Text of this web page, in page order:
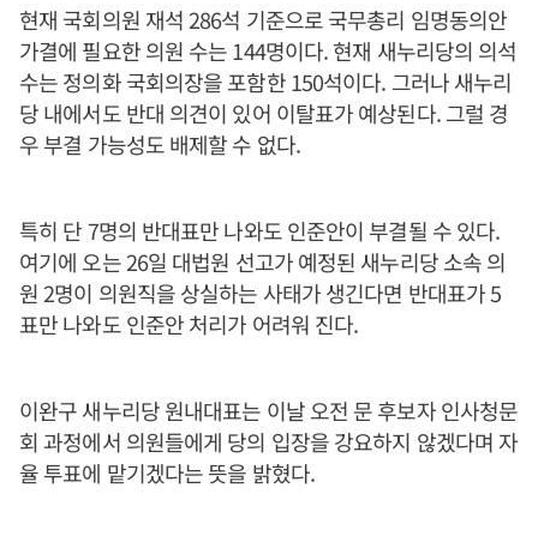
현재 국회의원 재석 286석 기준으로 국무총리 임명동의안
가결에 필요한 의원 수는 144명이다. 현재 새누리당의 의석
수는 정의화 국회의장을 포함한 150석이다. 그러나 새누리
당 내에서도 반대 의견이 있어 이탈표가 예상된다. 그럴 경
우 부결 가능성도 배제할 수 없다.
특히 단 7명의 반대표만 나와도 인준안이 부결될 수 있다.
여기에 오는 26일 대법원 선고가 예정된 새누리당 소속 의
원 2명이 의원직을 상실하는 사태가 생긴다면 반대표가 5
표만 나와도 인준안 처리가 어려워 진다.
이완구 새누리당 원내대표는 이날 오전 문 후보자 인사청문
회 과정에서 의원들에게 당의 입장을 강요하지 않겠다며 자
율 투표에 맡기겠다는 뜻을 밝혔다.